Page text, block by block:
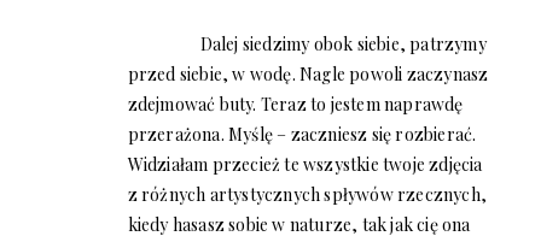
Dalej siedzimy obok siebie, patrzymy
przed siebie, w wodę. Nagle powoli zaczynasz
zdejmować buty. Teraz to jestem naprawdę
przerażona. Myślę – zaczniesz się rozbierać.
Widziałam przecież te wszystkie twoje zdjęcia
z różnych artystycznych spływów rzecznych,
kiedy hasasz sobie w naturze, tak jak cię ona